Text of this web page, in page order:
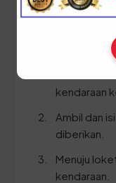
BPKB
Ikuti panduan
kendaraan
Ambil dan
diberikan.
Menuju
kendaraan.